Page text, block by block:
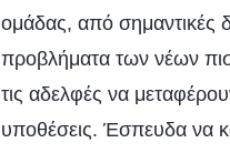
ομάδας, από σημαντικές
προβλήματα των νέων
τις αδελφές να
υποθέσεις. Έσπευδα να